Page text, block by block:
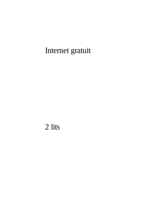
Internet gratuit
2 lits